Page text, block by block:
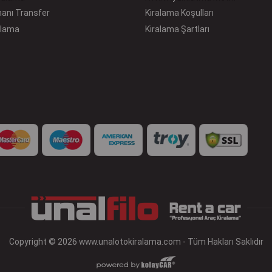
Transfer
Kiralama Koşulları
Kiralama Şartları
Copyright © 2026 www.unalotokiralama.com - Tüm Hakları Saklıdır